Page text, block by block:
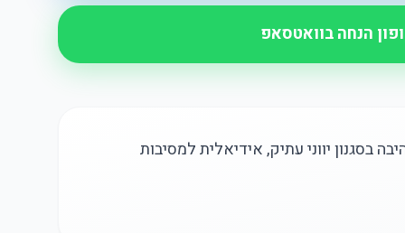
הנחה בוואטסאפ
יווני עתיק, אידיאלית למסיבות